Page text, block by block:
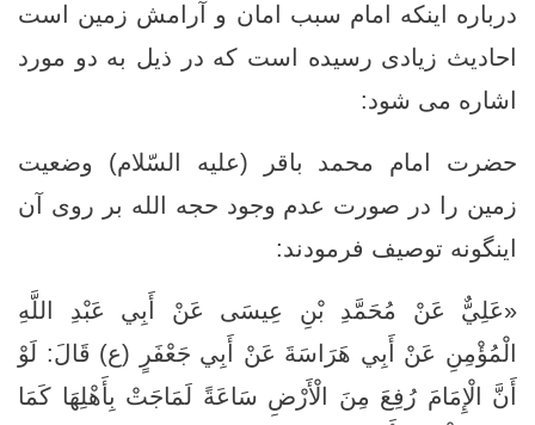
درباره اینکه امام سبب امان و آرامش زمین است
احادیث زیادی رسیده است که در ذیل به دو مورد
اشاره می شود:
حضرت امام محمد باقر (علیه السّلام) وضعیت
زمین را در صورت عدم وجود حجه الله بر روی آن
اینگونه توصیف فرمودند:
«عَلِيٌّ عَنْ مُحَمَّدِ بْنِ عِيسَى عَنْ أَبِي عَبْدِ اللَّهِ
الْمُؤْمِنِ عَنْ أَبِي هَرَاسَةَ عَنْ أَبِي جَعْفَرٍ (ع) قَالَ: لَوْ
أَنَّ الْإِمَامَ رُفِعَ مِنَ الْأَرْضِ سَاعَةً لَمَاجَتْ بِأَهْلِهَا كَمَا